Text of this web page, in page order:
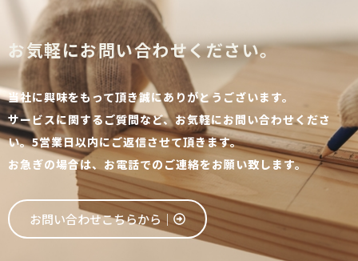
お気軽にお問い合わせください。
当社に興味をもって頂き誠にありがとうございます。
サービスに関するご質問など、お気軽にお問い合わせくださ
い。5営業日以内にご返信させて頂きます。
お急ぎの場合は、お電話でのご連絡をお願い致します。
お問い合わせこちらから│